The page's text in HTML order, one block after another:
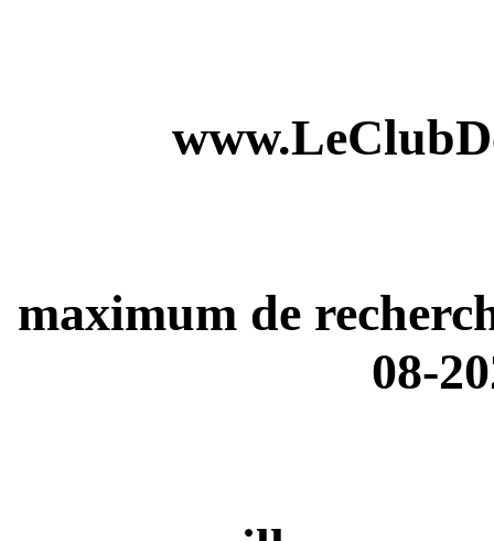
maximum de
08-